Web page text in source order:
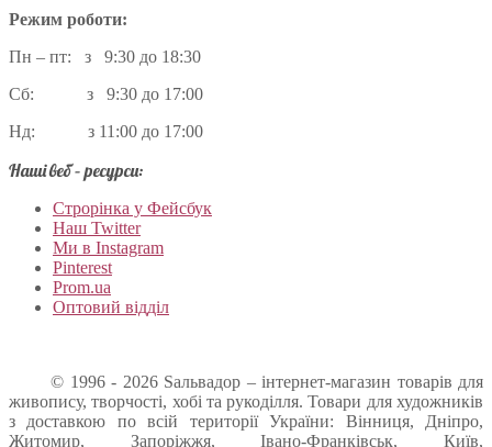
Режим роботи:
Пн – пт: з 9:30 до 18:30
Сб: з 9:30 до 17:00
Нд: з 11:00 до 17:00
Наші веб – ресурси:
Строрінка у Фейсбук
Наш Twitter
Ми в Instagram
Pinterest
Prom.ua
Оптовий відділ
© 1996 - 2026 Sальвадор – інтернет-магазин товарів для
живопису, творчості, хобі та рукоділля. Товари для художників
з доставкою по всій території України: Вінниця, Дніпро,
Житомир, Запоріжжя, Івано-Франківськ, Київ,